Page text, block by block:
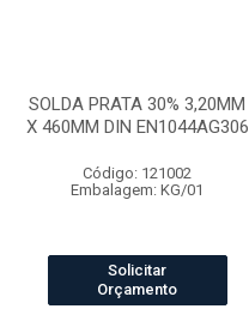
SOLDA PRATA 30% 3,20MM
X 460MM DIN EN1044AG306
Código: 121002
Embalagem: KG/01
Solicitar
Orçamento